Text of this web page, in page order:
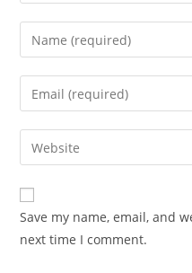
Enter
your
name
comment
Enter
your
email
address
comment
Enter
your
website
URL
(optional)
Save my name, email, and
next time I comment.